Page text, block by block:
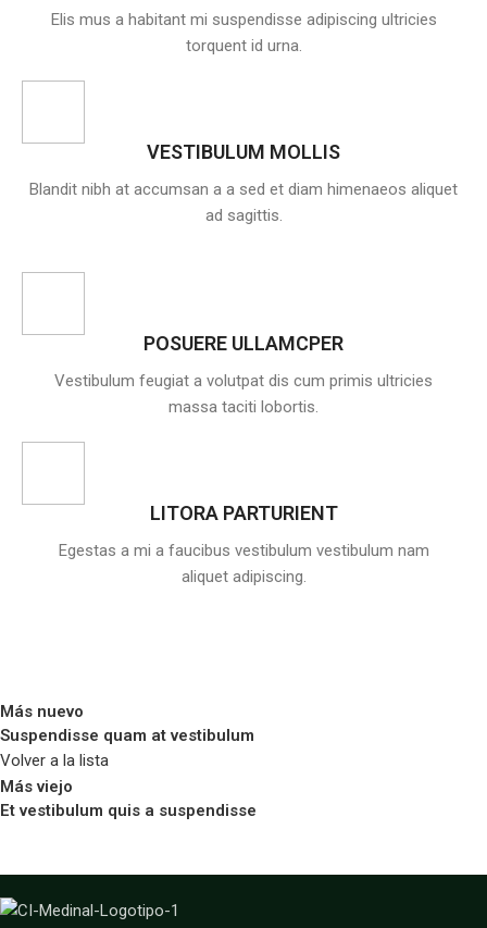
Elis mus a habitant mi suspendisse adipiscing ultricies
torquent id urna.
VESTIBULUM MOLLIS
Blandit nibh at accumsan a a sed et diam himenaeos aliquet
ad sagittis.
POSUERE ULLAMCPER
Vestibulum feugiat a volutpat dis cum primis ultricies
massa taciti lobortis.
LITORA PARTURIENT
Egestas a mi a faucibus vestibulum vestibulum nam
aliquet adipiscing.
Más nuevo
Suspendisse quam at vestibulum
Volver a la lista
Más viejo
Et vestibulum quis a suspendisse